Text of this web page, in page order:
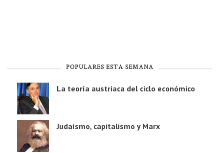
POPULARES ESTA SEMANA
La teoría austriaca del ciclo económico
Judaísmo, capitalismo y Marx